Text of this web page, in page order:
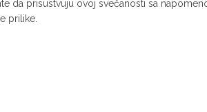
da prisustvuju ovoj svečanosti sa
prilike.